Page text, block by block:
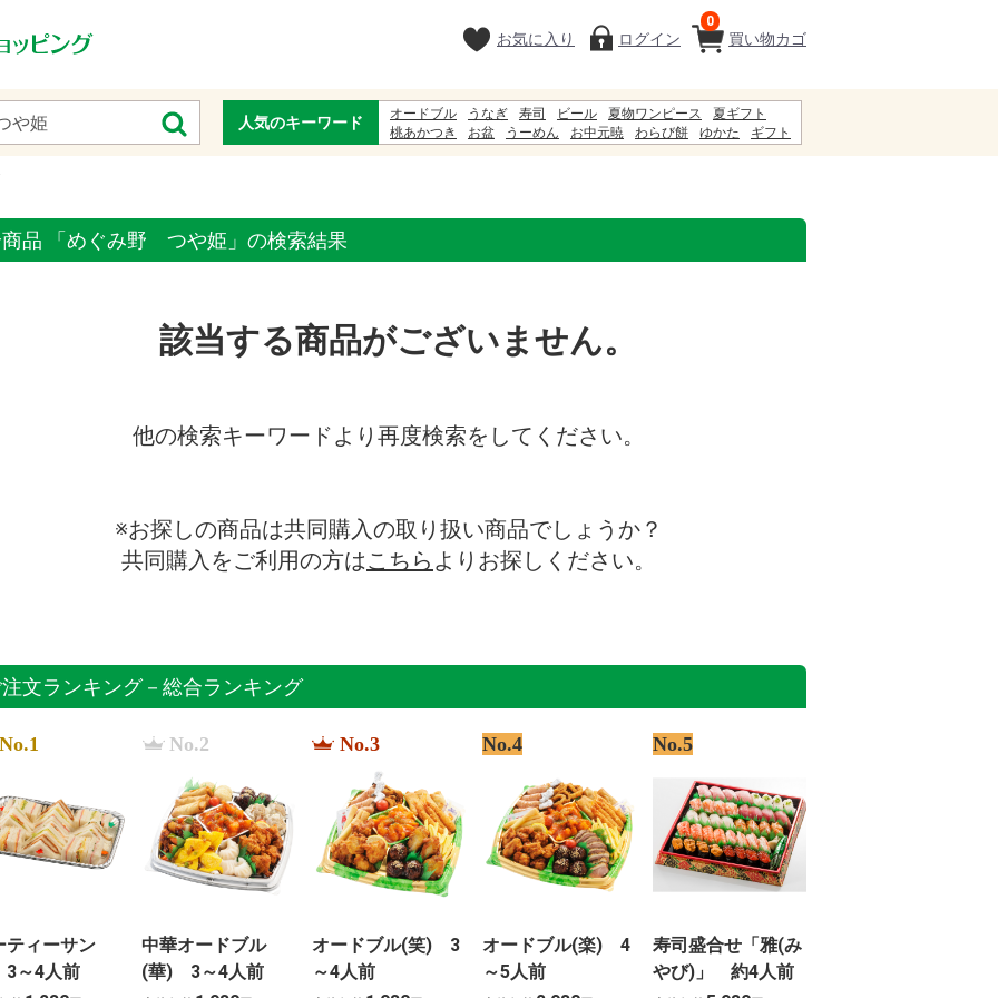
買い物カゴ
0
お気に入り ログイン
人気のキーワード オードブル うなぎ 寿司 ビール 夏物ワンピース
夏ギフト
桃あかつき
お盆 うーめん お中元暁 わらび餅 ゆかた
ギフト
品 「めぐみ野 つや姫」の検索結果
該当する商品がございません。
他の検索キーワードより再度検索をしてください。
※お探しの商品は共同購入の取り扱い商品でしょうか？
共同購入をご利用の方はこちら よりお探しください。
文ランキング－総合ランキング
No.1
ティーサン
～4人前
No.2
中華オードブル
(華) 3～4人前
No.3
オードブル(笑) 3
～4人前
No.4
オードブル(楽) 4
～5人前
No.5
寿司盛合せ「雅(み
やび)」 約4人前